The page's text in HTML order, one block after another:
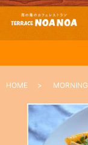
HOME MORNING